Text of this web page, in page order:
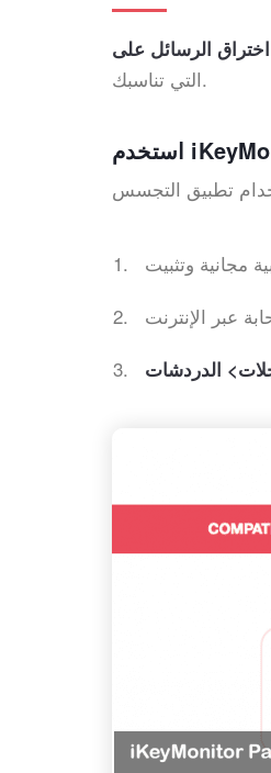
التي تناسبك.